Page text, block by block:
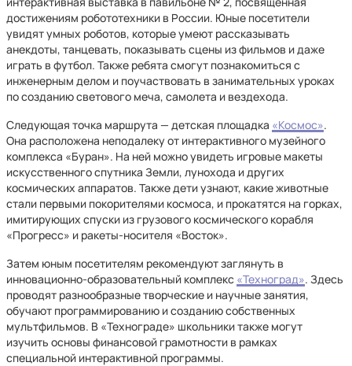
достижениям робототехники в России. Юные посетители
увидят умных роботов, которые умеют рассказывать
анекдоты, танцевать, показывать сцены из фильмов и даже
играть в футбол. Также ребята смогут познакомиться с
инженерным делом и поучаствовать в занимательных уроках
по созданию светового меча, самолета и вездехода.
Следующая точка маршрута — детская площадка «Космос».
Она расположена неподалеку от интерактивного музейного
комплекса «Буран». На ней можно увидеть игровые макеты
искусственного спутника Земли, лунохода и других
космических аппаратов. Также дети узнают, какие животные
стали первыми покорителями космоса, и прокатятся на горках,
имитирующих спуски из грузового космического корабля
«Прогресс» и ракеты-носителя «Восток».
Затем юным посетителям рекомендуют заглянуть в
инновационно-образовательный комплекс «Техноград». Здесь
проводят разнообразные творческие и научные занятия,
обучают программированию и созданию собственных
мультфильмов. В «Технограде» школьники также могут
изучить основы финансовой грамотности в рамках
специальной интерактивной программы.